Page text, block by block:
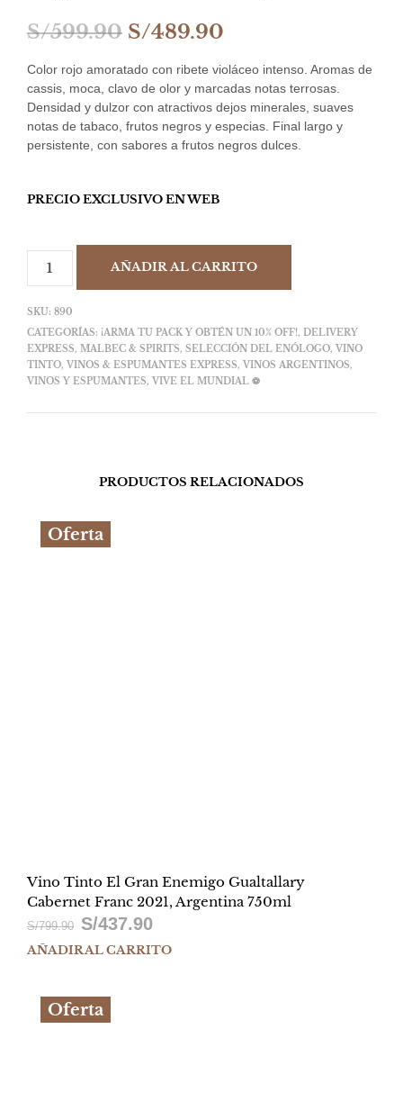
S/599.90 El
precio
original
era:
S/599.90.
S/489.90
precio
actual
es:
S/489.90.
Color rojo amoratado con ribete violáceo intenso. Aromas de
cassis, moca, clavo de olor y marcadas notas terrosas.
Densidad y dulzor con atractivos dejos minerales, suaves
notas de tabaco, frutos negros y especias. Final largo y
persistente, con sabores a frutos negros dulces.
PRECIO EXCLUSIVO EN WEB
AÑADIR AL CARRITO
SKU: 890
CATEGORÍAS: ¡ARMA TU PACK Y OBTÉN UN 10% OFF!, DELIVERY
EXPRESS, MALBEC & SPIRITS, SELECCIÓN DEL ENÓLOGO, VINO
TINTO, VINOS & ESPUMANTES EXPRESS, VINOS ARGENTINOS,
VINOS Y ESPUMANTES, VIVE EL MUNDIAL ⚽
PRODUCTOS RELACIONADOS
Oferta
Vino Tinto El Gran Enemigo Gualtallary
Cabernet Franc 2021, Argentina 750ml
S/799.90 El
precio
era:
S/437.90El
precio
AÑADIR AL CARRITO
Oferta